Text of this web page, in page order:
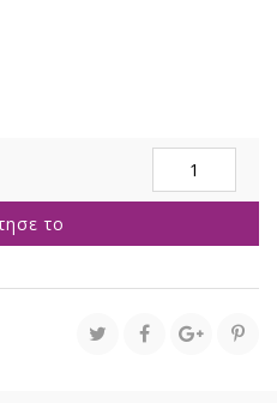
ΠΑΝΕΡΙ
ΜΕ
30X20X13
το